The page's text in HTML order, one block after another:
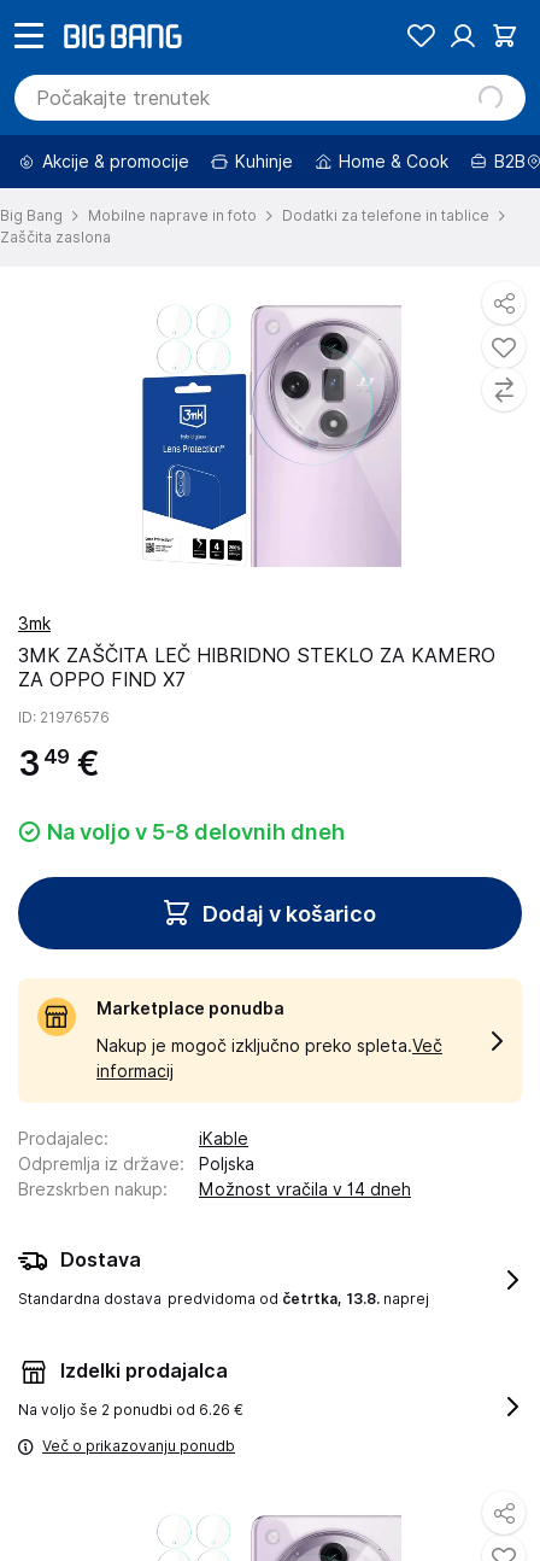
Akcije & promocije Kuhinje Home & Cook B2B
Big Bang Mobilne naprave in foto
Dodatki za telefone in tablice
Zaščita zaslona
3mk
3MK ZAŠČITA LEČ HIBRIDNO STEKLO ZA KAMERO
ZA OPPO FIND X7
ID: 21976576
3 49 €
Na voljo v 5-8 delovnih dneh
Dodaj v košarico
Marketplace ponudba
Nakup je mogoč izključno preko spleta.Več
informacij
Prodajalec:
iKable
Odpremlja iz države:
Poljska
Brezskrben nakup: Možnost vračila v 14 dneh
Dostava
Standardna dostava predvidoma od četrtka, 13.8. naprej
Izdelki prodajalca
Na voljo še 2 ponudbi od 6.26 €
Več o prikazovanju ponudb